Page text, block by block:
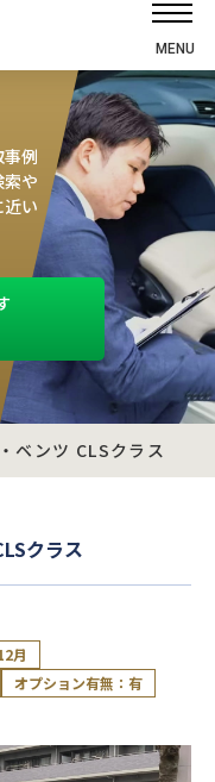
MENU
買取マガジン
例
や
い
ベンツ CLSクラス
クラス
月
オプション有無：有